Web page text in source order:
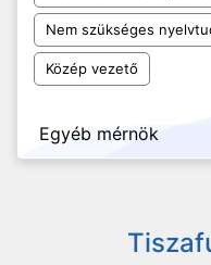
Nem szükséges
Közép vezető
Egyéb mérnök